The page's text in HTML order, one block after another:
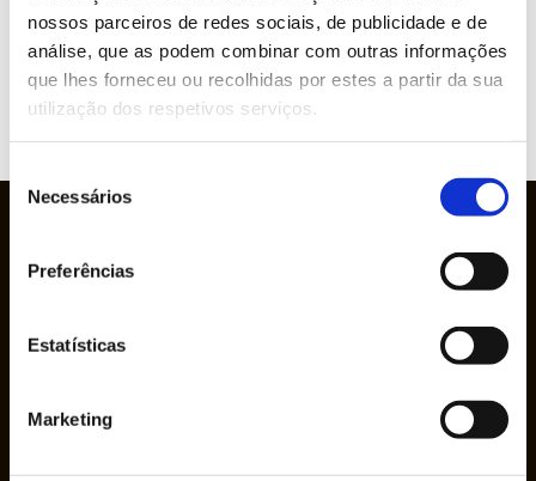
nossos parceiros de redes sociais, de publicidade e de
análise, que as podem combinar com outras informações
que lhes forneceu ou recolhidas por estes a partir da sua
utilização dos respetivos serviços.
Necessários
Preferências
Estatísticas
Marketing
VIEW
WEBSITE